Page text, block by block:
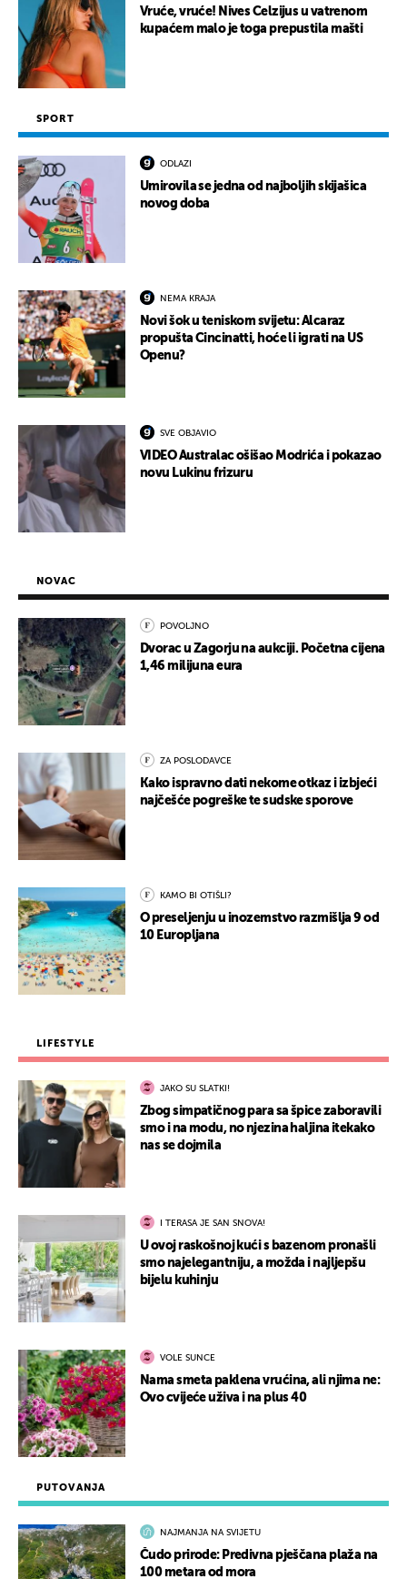
Vruće, vruće! Nives Celzijus u vatrenom
kupaćem malo je toga prepustila mašti
SPORT
ODLAZI
Umirovila se jedna od najboljih skijašica
novog doba
NEMA KRAJA
Novi šok u teniskom svijetu: Alcaraz
propušta Cincinatti, hoće li igrati na US
Openu?
SVE OBJAVIO
VIDEO Australac ošišao Modrića i pokazao
novu Lukinu frizuru
PUTOVANJA
NAJMANJA NA SVIJETU
Čudo prirode: Predivna pješčana plaža na
100 metara od mora
NOVAC
POVOLJNO
Dvorac u Zagorju na aukciji. Početna cijena
1,46 milijuna eura
ZA POSLODAVCE
Kako ispravno dati nekome otkaz i izbjeći
najčešće pogreške te sudske sporove
KAMO BI OTIŠLI?
O preseljenju u inozemstvo razmišlja 9 od
10 Europljana
LIFESTYLE
JAKO SU SLATKI!
Zbog simpatičnog para sa špice zaboravili
smo i na modu, no njezina haljina itekako
nas se dojmila
I TERASA JE SAN SNOVA!
U ovoj raskošnoj kući s bazenom pronašli
smo najelegantniju, a možda i najljepšu
bijelu kuhinju
VOLE SUNCE
Nama smeta paklena vrućina, ali njima ne:
Ovo cvijeće uživa i na plus 40